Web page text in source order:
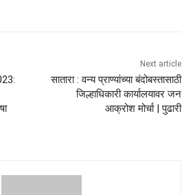
Next article
सातारा : वन्य प्राण्यांच्या बंदोबस्तासाठी
जिल्हाधिकारी कार्यालयावर जन
आक्रोश मोर्चा | पुढारी